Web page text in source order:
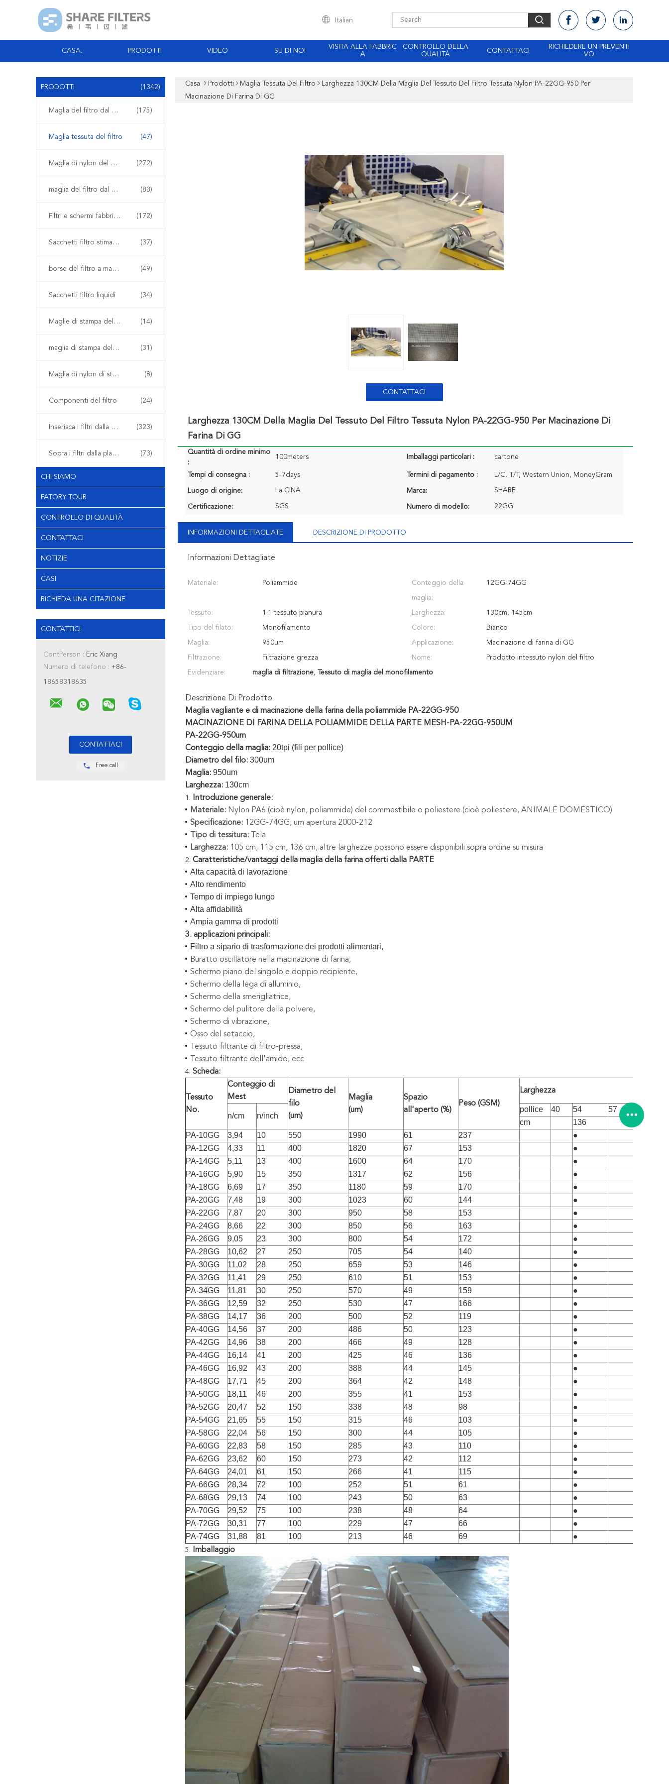
Italian
CASA. PRODOTTI VIDEO SU DI NOI
VISITA ALLA FABBRIC
A
CONTROLLO DELLA
QUALITÀ
CONTATTACI
RICHIEDERE UN PREVENTI
VO
PRODOTTI (1342)
Maglia del filtro dal poliestere (175)
Maglia tessuta del filtro (47)
Maglia di nylon del filtro (272)
maglia del filtro dal polipropilene (83)
Filtri e schermi fabbricati (172)
Sacchetti filtro stimati del micron (37)
borse del filtro a maglia (49)
Sacchetti filtro liquidi (34)
Maglie di stampa dello schermo (14)
maglia di stampa del poliestere (31)
Maglia di nylon di stampa dello schermo (8)
Componenti del filtro (24)
Inserisca i filtri dalla plastica del modanatura (323)
Sopra i filtri dalla plastica del modanatura (73)
CHI SIAMO
FATORY TOUR
CONTROLLO DI QUALITÀ
CONTATTACI
NOTIZIE
CASI
RICHIEDA UNA CITAZIONE
CONTATTICI
ContPerson : Eric Xiang
Numero di telefono : +86-
18658318635
Free call
Casa Prodotti Maglia Tessuta Del Filtro
Larghezza 130CM Della Maglia Del Tessuto Del Filtro Tessuta Nylon PA-22GG-950 Per
Macinazione Di Farina Di GG
CONTATTACI
Larghezza 130CM Della Maglia Del Tessuto Del Filtro Tessuta Nylon PA-22GG-950 Per Macinazione Di
Farina Di GG
Quantità di ordine minimo
:
100meters Imballaggi particolari : cartone
Tempi di consegna : 5-7days Termini di pagamento : L/C, T/T, Western Union, MoneyGram
Luogo di origine: La CINA Marca: SHARE
Certificazione: SGS Numero di modello: 22GG
INFORMAZIONI DETTAGLIATE DESCRIZIONE DI PRODOTTO
Informazioni Dettagliate
Materiale: Poliammide Conteggio della
maglia:
12GG-74GG
Tessuto: 1:1 tessuto pianura Larghezza: 130cm, 145cm
Tipo del filato: Monofilamento Colore: Bianco
Maglia: 950um Applicazione: Macinazione di farina di GG
Filtrazione: Filtrazione grezza Nome: Prodotto intessuto nylon del filtro
Evidenziare: maglia di filtrazione, Tessuto di maglia del monofilamento
Descrizione Di Prodotto
Maglia vagliante e di macinazione della farina della poliammide PA-22GG-950
MACINAZIONE DI FARINA DELLA POLIAMMIDE DELLA PARTE MESH-PA-22GG-950UM
PA-22GG-950um
Conteggio della maglia: 20tpi (fili per pollice)
Diametro del filo: 300um
Maglia: 950um
Larghezza: 130cm
1.
Introduzione generale:
Materiale: Nylon PA6 (cioè nylon, poliammide) del commestibile o poliestere (cioè poliestere, ANIMALE DOMESTICO)
Specificazione: 12GG-74GG, um apertura 2000-212
Tipo di tessitura: Tela
Larghezza: 105 cm, 115 cm, 136 cm, altre larghezze possono essere disponibili sopra ordine su misura
2. Caratteristiche/vantaggi della maglia della farina offerti dalla PARTE
Alta capacità di lavorazione
Alto rendimento
Tempo di impiego lungo
Alta affidabilità
Ampia gamma di prodotti
3. applicazioni principali:
Filtro a sipario di trasformazione dei prodotti alimentari,
Buratto oscillatore nella macinazione di farina,
Schermo piano del singolo e doppio recipiente,
Schermo della lega di alluminio,
Schermo della smerigliatrice,
Schermo del pulitore della polvere,
Schermo di vibrazione,
Osso del setaccio,
Tessuto filtrante di filtro-pressa,
Tessuto filtrante dell'amido, ecc
4. Scheda:
Tessuto
No.
Conteggio di
Mest
Diametro del
filo
(um)
Maglia
(um)
Spazio
all'aperto (%)
Peso (GSM)
Larghezza
n/cm n/inch
pollice 40 54
57
cm
136
PA-10GG
3,94 10 550 1990 61 237
●
PA-12GG
4,33 11 400 1820 67 153
●
PA-14GG
5,11 13 400 1600 64 170
●
PA-16GG
5,90 15 350 1317 62 156
●
PA-18GG
6,69 17 350 1180 59 170
●
PA-20GG
7,48 19 300 1023 60 144
●
PA-22GG
7,87 20 300 950 58 153
●
PA-24GG
8,66 22 300 850 56 163
●
PA-26GG
9,05 23 300 800 54 172
●
PA-28GG
10,62 27 250 705 54 140
●
PA-30GG
11,02 28 250 659 53 146
●
PA-32GG
11,41 29 250 610 51 153
●
PA-34GG
11,81 30 250 570 49 159
●
PA-36GG
12,59 32 250 530 47 166
●
PA-38GG
14,17 36 200 500 52 119
●
PA-40GG
14,56 37 200 486 50 123
●
PA-42GG
14,96 38 200 466 49 128
●
PA-44GG
16,14 41 200 425 46 136
●
PA-46GG
16,92 43 200 388 44 145
●
PA-48GG
17,71 45 200 364 42 148
●
PA-50GG
18,11 46 200 355 41 153
●
PA-52GG
20,47 52 150 338 48 98
●
PA-54GG
21,65 55 150 315 46 103
●
PA-58GG
22,04 56 150 300 44 105
●
PA-60GG
22,83 58 150 285 43 110
●
PA-62GG
23,62 60 150 273 42 112
●
PA-64GG
24,01 61 150 266 41 115
●
PA-66GG
28,34 72 100 252 51 61
●
PA-68GG
29,13 74 100 243 50 63
●
PA-70GG
29,52 75 100 238 48 64
●
PA-72GG
30,31 77 100 229 47 66
●
PA-74GG
31,88 81 100 213 46 69 ●
5. Imballaggio